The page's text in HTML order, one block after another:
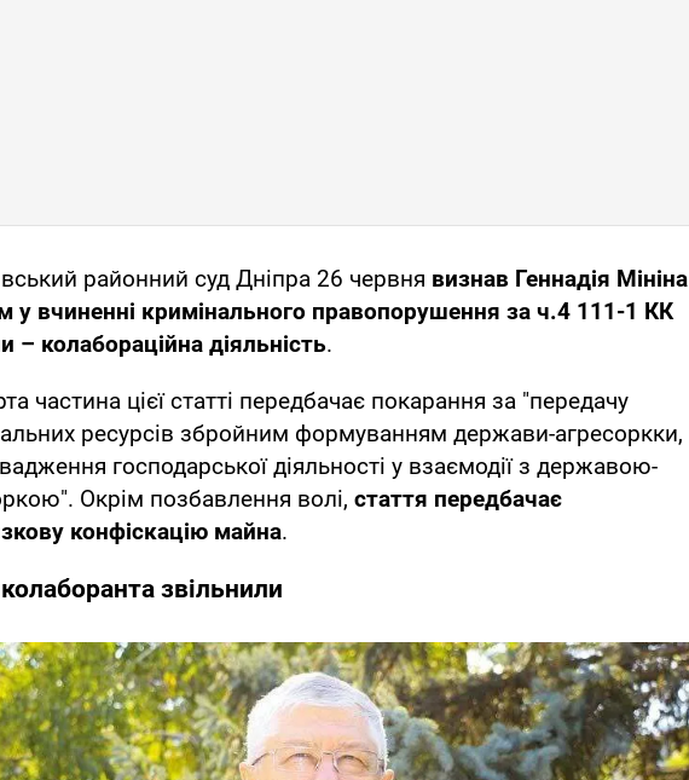
районний суд Дніпра 26 червня визнав Геннадія Мініна
у вчиненні кримінального правопорушення за ч.4 111-1 КК
– колабораційна діяльність.
частина цієї статті передбачає покарання за "передачу
ресурсів збройним формуванням держави-агресоркки,
господарської діяльності у взаємодії з державою-
Окрім позбавлення волі, стаття передбачає
конфіскацію майна.
звільнили